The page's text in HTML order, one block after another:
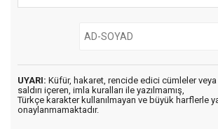
UYARI: Küfür, hakaret, rencide edici cümleler
saldırı içeren, imla kuralları ile yazılmamış,
Türkçe karakter kullanılmayan ve büyük harflerle
onaylanmamaktadır.